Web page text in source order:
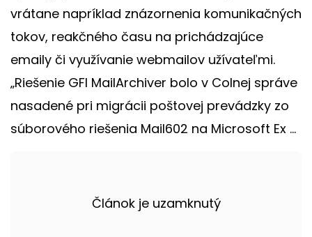
vrátane napríklad znázornenia komunikačných
tokov, reakčného času na prichádzajúce
emaily či využívanie webmailov užívateľmi.
„Riešenie GFI MailArchiver bolo v Colnej správe
nasadené pri migrácii poštovej prevádzky zo
súborového riešenia Mail602 na Microsoft Ex ...
Článok je uzamknutý